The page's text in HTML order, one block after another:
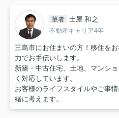
筆者 土屋 和之
不動産キャリア4年
三島市にお住まいの方！移住を
力でお手伝いします。
新築・中古住宅、土地、マンシ
く対応しています。
お客様のライフスタイルやご事
緒に考えます。